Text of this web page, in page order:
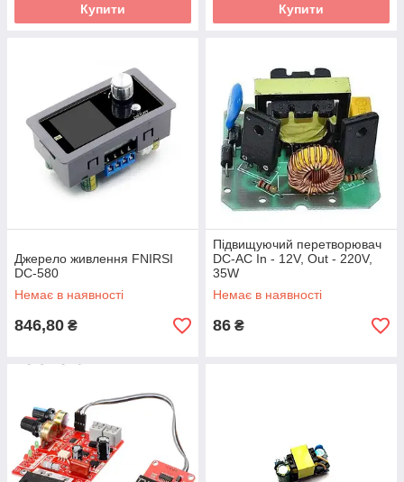
Купити Купити
Джерело живлення FNIRSI
DC-580
Немає в наявності
846,80 ₴
Підвищуючий перетворювач
DC-AC In - 12V, Out - 220V,
35W
Немає в наявності
86 ₴